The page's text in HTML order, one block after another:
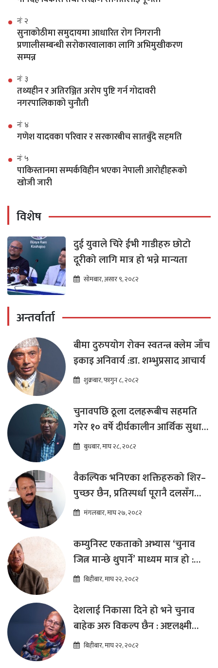
नंः २
सुनाकोठीमा समुदायमा आधारित रोग निगरानी
प्रणालीसम्बन्धी सरोकारवालाका लागि अभिमुखीकरण
सम्पन्न
नंः ३
तथ्यहीन र अतिरञ्जित अरोप पुष्टि गर्न गोदावरी
नगरपालिकाको चुनौती
नंः ४
गणेश यादवका परिवार र सरकारबीच सातबुँदे सहमति
नंः ५
पाकिस्तानमा सम्पर्कविहीन भएका नेपाली आरोहीहरूको
खोजी जारी
विशेष
दुई युवाले चिरे ईभी गाडीहरु छोटो
दूरीको लागि मात्र हो भन्ने मान्यता
सोमबार, असार ९, २०८२
अन्तर्वार्ता
बीमा दुरुपयोग रोक्न स्वतन्त्र क्लेम जाँच
इकाइ अनिवार्य :डा. शम्भुप्रसाद आचार्य
शुक्रबार, फागुन ८, २०८२
चुनावपछि ठूला दलहरूबीच सहमति
गरेर १० वर्षे दीर्घकालीन आर्थिक सुधार
कार्यक्रम ल्याउनुपर्छ : हेमराज ढकाल
बुधबार, माघ २८, २०८२
वैकल्पिक भनिएका शक्तिहरुको शिर–
पुच्छर छैन, प्रतिस्पर्धा पूरानै दलसँग
हुन्छ : डा.प्रकाश शरण महत
मंगलबार, माघ २७, २०८२
कम्युनिस्ट एकताको अभ्यास ‘चुनाव
जित्न मान्छे थुपार्ने’ माध्यम मात्र हो :
विप्लव
बिहीबार, माघ २२, २०८२
देशलाई निकासा दिने हो भने चुनाव
बाहेक अरु विकल्प छैन : अष्टलक्ष्मी
शाक्यबिहीबार, माघ २२, २०८२